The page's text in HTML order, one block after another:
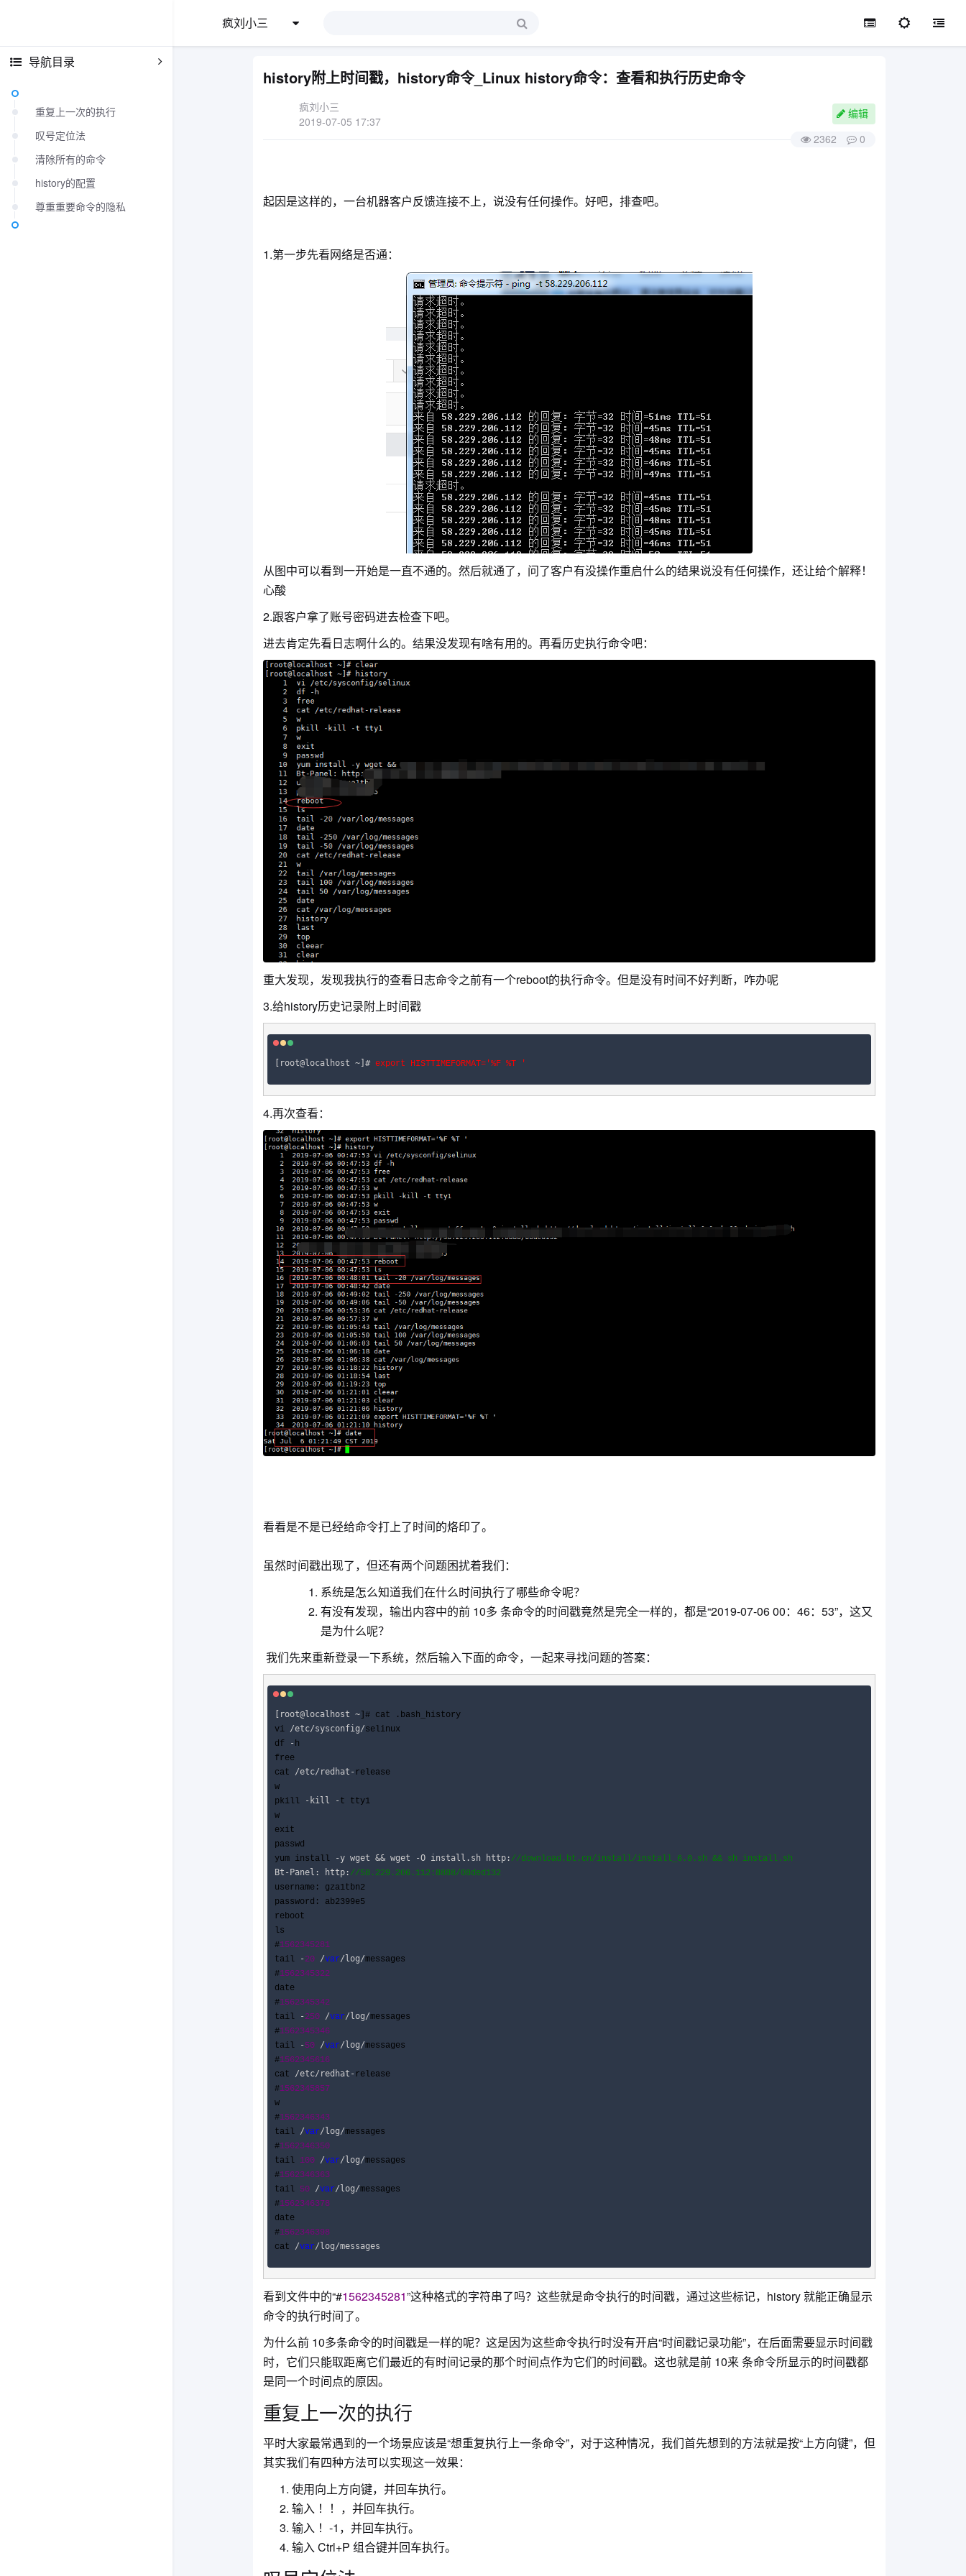
疯刘小三
history附上时间戳，history命令_Linux history命令：查看和执行历史命令
起因是这样的，一台机器客户反馈连接不上，说没有任何操作。好吧，排查吧。
1.第一步先看网络是否通：
从图中可以看到一开始是一直不通的。然后就通了，问了客户有没操作重启什么的结果说没有任何操作，还让给个解释！
心酸
2.跟客户拿了账号密码进去检查下吧。
进去肯定先看日志啊什么的。结果没发现有啥有用的。再看历史执行命令吧：
重大发现，发现我执行的查看日志命令之前有一个reboot的执行命令。但是没有时间不好判断，咋办呢
3.给history历史记录附上时间戳
[root@localhost ~]# export HISTTIMEFORMAT='%F %T '
4.再次查看：
看看是不是已经给命令打上了时间的烙印了。
虽然时间戳出现了，但还有两个问题困扰着我们：
系统是怎么知道我们在什么时间执行了哪些命令呢？
有没有发现，输出内容中的前 10多 条命令的时间戳竟然是完全一样的，都是“2019-07-06 00：46：53”，这又
是为什么呢？
我们先来重新登录一下系统，然后输入下面的命令，一起来寻找问题的答案：
[root@localhost ~ ]# cat .bash_history
vi /etc/sysconfig/selinux
df
- h
free
cat /etc/redhat- release
w
pkill
-kill - t tty1
w
exit
passwd
yum install
-y wget && wget -O install.sh http: //download.bt.cn/install/install_6.0.sh && sh install.sh
Bt-Panel: http: //58.229.206.112:8888/08ded132
username: gza1tbn2
password: ab2399e5
reboot
ls
#1562345281
tail
- 20 /var/log/messages
#1562345322
date
#1562345342
tail
- 250 /var/log/messages
#1562345346
tail
- 50 /var/log/messages
#1562345616
cat /etc/redhat- release
#1562345857
w
#1562346343
tail /var/log/messages
#1562346350
tail 100 /var/log/messages
#1562346363
tail 50 /var/log/messages
#1562346378
date
#1562346398
cat /var/log/messages
看到文件中的“#1562345281”这种格式的字符串了吗？这些就是命令执行的时间戳，通过这些标记，history 就能正确显示
命令的执行时间了。
为什么前 10多条命令的时间戳是一样的呢？这是因为这些命令执行时没有开启“时间戳记录功能”，在后面需要显示时间戳
时，它们只能取距离它们最近的有时间记录的那个时间点作为它们的时间戳。这也就是前 10来 条命令所显示的时间戳都
是同一个时间点的原因。
重复上一次的执行
平时大家最常遇到的一个场景应该是“想重复执行上一条命令”，对于这种情况，我们首先想到的方法就是按“上方向键”，但
其实我们有四种方法可以实现这一效果：
使用向上方向键，并回车执行。
输入 ！！，并回车执行。
输入 ！-1，并回车执行。
输入 Ctrl+P 组合键并回车执行。
2019-07-05 17:37
疯刘小三
2362 0
导航目录
重复上一次的执行
叹号定位法
清除所有的命令
history的配置
尊重重要命令的隐私